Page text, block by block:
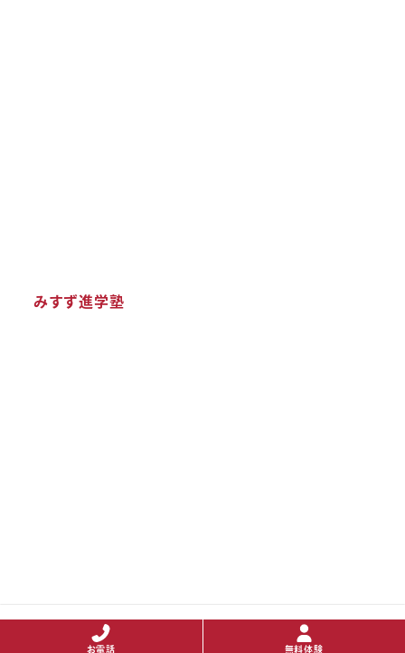
みすず進学塾
お電話 無料体験